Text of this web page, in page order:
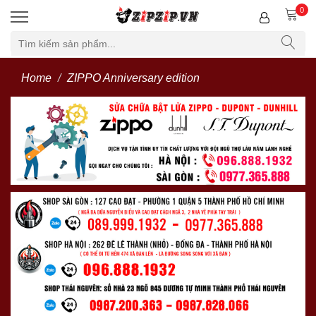
0
Home ZIPPO Anniversary edition